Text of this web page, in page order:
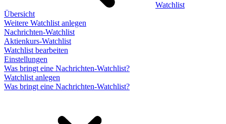
Watchlist
Übersicht
Weitere Watchlist anlegen
Nachrichten-Watchlist
Aktienkurs-Watchlist
Watchlist bearbeiten
Einstellungen
Was bringt eine Nachrichten-Watchlist?
Watchlist anlegen
Was bringt eine Nachrichten-Watchlist?